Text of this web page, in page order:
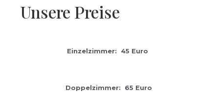
Unsere Preise
Einzelzimmer: 45 Euro
Doppelzimmer: 65 Euro